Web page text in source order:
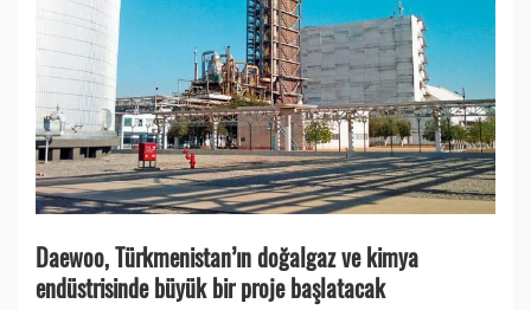
Daewoo, Türkmenistan’ın doğalgaz ve kimya
endüstrisinde büyük bir proje başlatacak